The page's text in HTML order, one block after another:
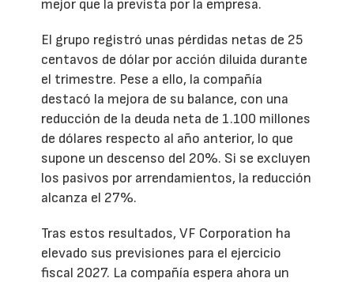
mejor que la prevista por la empresa.
El grupo registró unas pérdidas netas de 25
centavos de dólar por acción diluida durante
el trimestre. Pese a ello, la compañía
destacó la mejora de su balance, con una
reducción de la deuda neta de 1.100 millones
de dólares respecto al año anterior, lo que
supone un descenso del 20%. Si se excluyen
los pasivos por arrendamientos, la reducción
alcanza el 27%.
Tras estos resultados, VF Corporation ha
elevado sus previsiones para el ejercicio
fiscal 2027. La compañía espera ahora un